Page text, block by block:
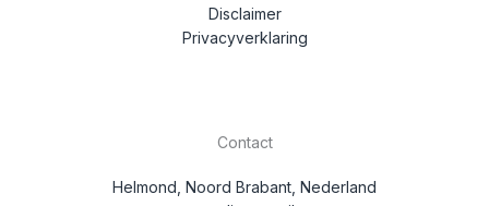
Disclaimer
Privacyverklaring
Contact
Helmond, Noord Brabant, Nederland